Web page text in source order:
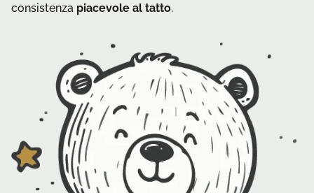
consistenza piacevole al tatto.